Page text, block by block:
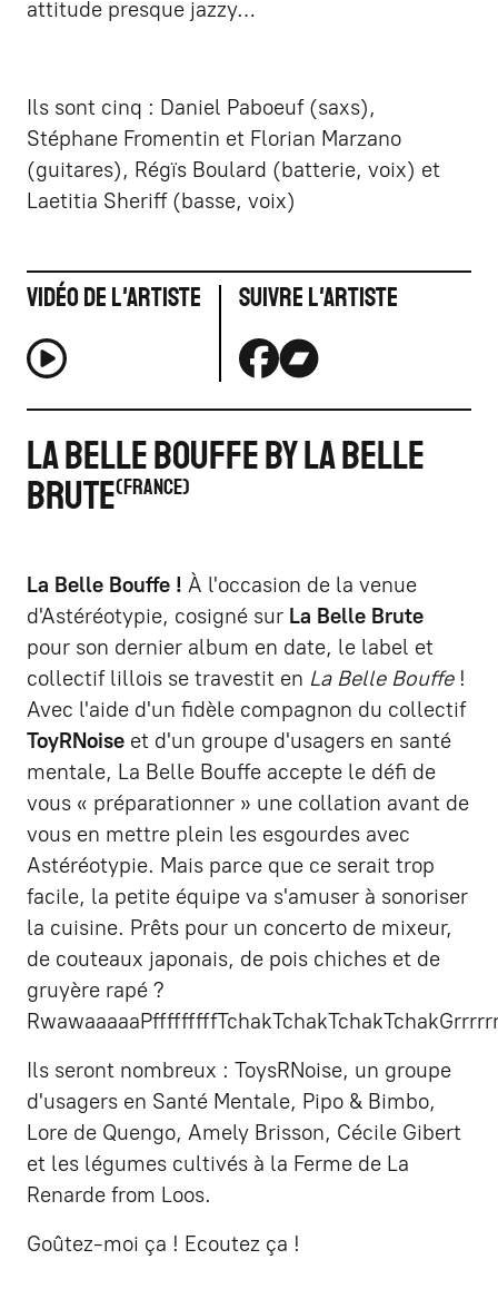
attitude presque jazzy…
Ils sont cinq : Daniel Paboeuf (saxs),
Stéphane Fromentin et Florian Marzano
(guitares), Régïs Boulard (batterie, voix) et
Laetitia Sheriff (basse, voix)
Vidéo de l'artiste Suivre l'artiste
LA BELLE BOUFFE BY LA BELLE
BRUTE FRANCE
La Belle Bouffe ! À l'occasion de la venue
d'Astéréotypie, cosigné sur La Belle Brute
pour son dernier album en date, le label et
collectif lillois se travestit en La Belle Bouffe!
Avec l'aide d'un fidèle compagnon du collectif
ToyRNoise et d'un groupe d'usagers en santé
mentale, La Belle Bouffe accepte le défi de
vous « préparationner » une collation avant de
vous en mettre plein les esgourdes avec
Astéréotypie. Mais parce que ce serait trop
facile, la petite équipe va s'amuser à sonoriser
la cuisine. Prêts pour un concerto de mixeur,
de couteaux japonais, de pois chiches et de
gruyère rapé ?
Ils seront nombreux : ToysRNoise, un groupe
d'usagers en Santé Mentale, Pipo & Bimbo,
Lore de Quengo, Amely Brisson, Cécile Gibert
et les légumes cultivés à la Ferme de La
Renarde from Loos.
Goûtez-moi ça ! Ecoutez ça !